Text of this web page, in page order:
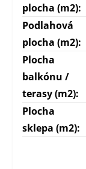
plocha (m2):
Podlahová
plocha (m2):
Plocha
balkónu /
terasy (m2):
Plocha
sklepa (m2):